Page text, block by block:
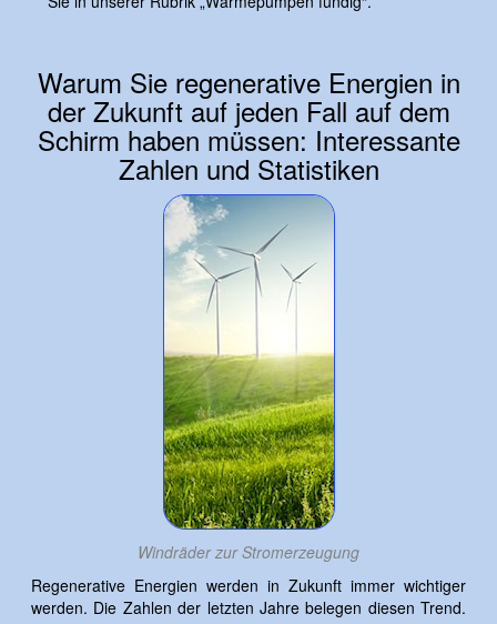
Warum Sie regenerative Energien in
der Zukunft auf jeden Fall auf dem
Schirm haben müssen: Interessante
Zahlen und Statistiken
Windräder zur Stromerzeugung
Regenerative Energien werden in Zukunft immer wichtiger
werden. Die Zahlen der letzten Jahre belegen diesen Trend.